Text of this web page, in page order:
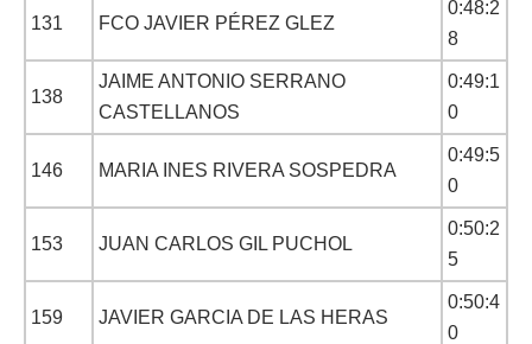
131 FCO JAVIER PÉREZ GLEZ
0:48:2
8
138
JAIME ANTONIO SERRANO
CASTELLANOS
0:49:1
0
146 MARIA INES RIVERA SOSPEDRA
0:49:5
0
153 JUAN CARLOS GIL PUCHOL
0:50:2
5
159 JAVIER GARCIA DE LAS HERAS
0:50:4
0